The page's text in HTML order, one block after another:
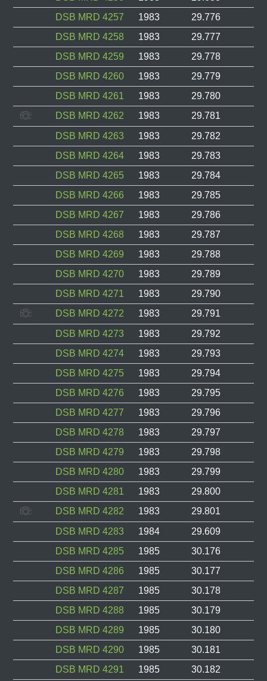
DSB MRD 4257
1983
29.776
DSB MRD 4258
1983
29.777
DSB MRD 4259
1983
29.778
DSB MRD 4260
1983
29.779
DSB MRD 4261
1983
29.780
DSB MRD 4262
1983
29.781
DSB MRD 4263
1983
29.782
DSB MRD 4264
1983
29.783
DSB MRD 4265
1983
29.784
DSB MRD 4266
1983
29.785
DSB MRD 4267
1983
29.786
DSB MRD 4268
1983
29.787
DSB MRD 4269
1983
29.788
DSB MRD 4270
1983
29.789
DSB MRD 4271
1983
29.790
DSB MRD 4272
1983
29.791
DSB MRD 4273
1983
29.792
DSB MRD 4274
1983
29.793
DSB MRD 4275
1983
29.794
DSB MRD 4276
1983
29.795
DSB MRD 4277
1983
29.796
DSB MRD 4278
1983
29.797
DSB MRD 4279
1983
29.798
DSB MRD 4280
1983
29.799
DSB MRD 4281
1983
29.800
DSB MRD 4282
1983
29.801
DSB MRD 4283
1984
29.609
DSB MRD 4285
1985
30.176
DSB MRD 4286
1985
30.177
DSB MRD 4287
1985
30.178
DSB MRD 4288
1985
30.179
DSB MRD 4289
1985
30.180
DSB MRD 4290
1985
30.181
DSB MRD 4291
1985
30.182